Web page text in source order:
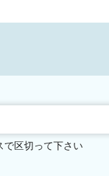
区切って下さい